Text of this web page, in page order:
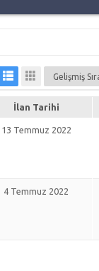
İlan Tarihi
13 Temmuz 2022
4 Temmuz 2022